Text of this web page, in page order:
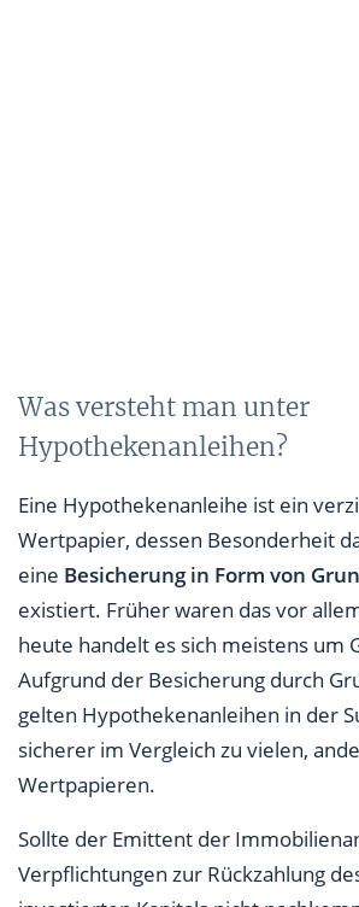
Was versteht man unter
Hypothekenanleihen?
Eine Hypothekenanleihe ist ein
Wertpapier, dessen Besonderheit
eine Besicherung in Form von
existiert. Früher waren das vor
heute handelt es sich meistens um
Aufgrund der Besicherung durch
gelten Hypothekenanleihen in der
sicherer im Vergleich zu vielen,
Wertpapieren.
Sollte der Emittent der
Verpflichtungen zur Rückzahlung